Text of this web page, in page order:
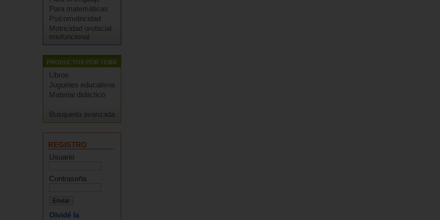
Para matemáticas
Psicomotricidad
Motricidad orofacial
miofuncional
Libros
Juguetes educativos
Material didáctico
Busqueda avanzada
REGISTRO
Usuario
Contraseña
Olvidé la